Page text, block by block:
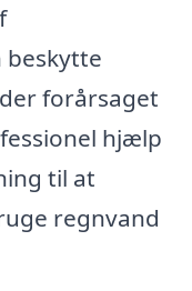
beskytte
forårsaget
hjælp
til at
regnvand